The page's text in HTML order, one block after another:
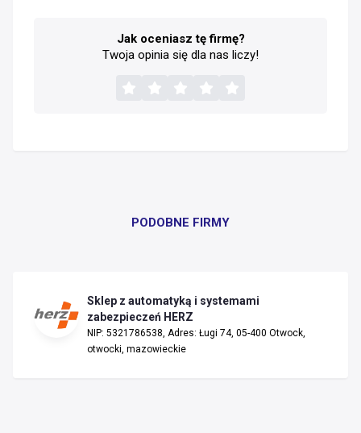
Jak oceniasz tę firmę?
Twoja opinia się dla nas liczy!
PODOBNE FIRMY
Sklep z automatyką i systemami
zabezpieczeń HERZ
NIP: 5321786538, Adres: Ługi 74, 05-400 Otwock,
otwocki, mazowieckie